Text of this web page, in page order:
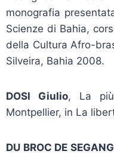
monografia
Scienze di Bahia,
della Cultura Afro-
Silveira, Bahia 2008.
DOSI Giulio, La
Montpellier, in La
DU BROC DE